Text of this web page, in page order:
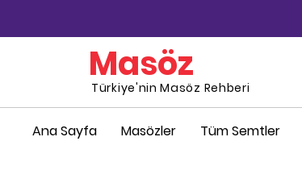
Ana Sayfa Masözler Tüm Semtler
Masöz
Türkiye'nin Masöz Rehberi